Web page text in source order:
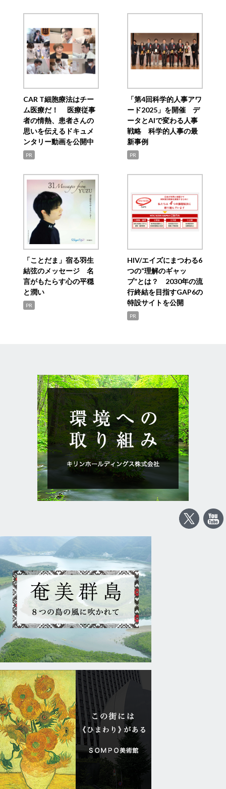
CAR T細胞療法はチー
ム医療だ！ 医療従事
者の情熱、患者さんの
思いを伝えるドキュメ
ンタリー動画を公開中
PR
「第4回科学的人事アワ
ード2025」を開催 デ
ータとAIで変わる人事
戦略 科学的人事の最
新事例
PR
「ことだま」宿る羽生
結弦のメッセージ 名
言がもたらす心の平穏
と潤い
PR
HIV/エイズにまつわる6
つの“理解のギャッ
プ”とは？ 2030年の流
行終結を目指すGAP6の
特設サイトを公開
PR